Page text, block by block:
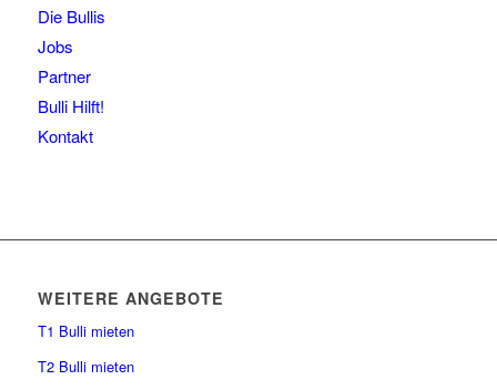
Die Bullis
Jobs
Partner
Bulli Hilft!
Kontakt
WEITERE ANGEBOTE
T1 Bulli mieten
T2 Bulli mieten